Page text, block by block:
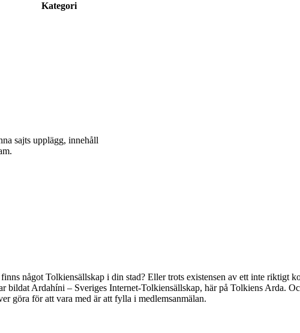
Kategori
sajts upplägg, innehåll
något Tolkiensällskap i din stad? Eller trots existensen av ett inte riktigt
bildat Ardahíni – Sveriges Internet-Tolkiensällskap, här på Tolkiens Arda.
göra för att vara med är att fylla i medlemsanmälan.